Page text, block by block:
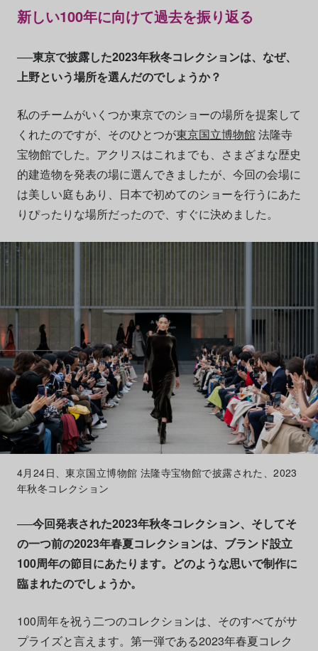
新しい100年に向けて過去を振り返る
──東京で披露した2023年秋冬コレクションは、なぜ、
上野という場所を選んだのでしょうか？
私のチームがいくつか東京でのショーの場所を提案して
くれたのですが、そのひとつが東京国立博物館法隆寺
宝物館でした。アクリスはこれまでも、さまざまな歴史
的建造物を発表の場に選んできましたが、今回の会場に
は美しい庭もあり、日本で初めてのショーを行うにあた
りぴったりな場所だったので、すぐに決めました。
4月24日、東京国立博物館 法隆寺宝物館で披露された、2023
年秋冬コレクション
──今回発表された2023年秋冬コレクション、そしてそ
の一つ前の2023年春夏コレクションは、ブランド設立
100周年の節目にあたります。どのような思いで制作に
臨まれたのでしょうか。
100周年を祝う二つのコレクションは、そのすべてがサ
プライズと言えます。第一弾である2023年春夏コレク